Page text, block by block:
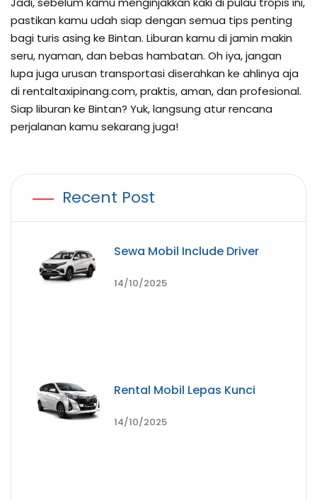
pastikan kamu udah siap dengan semua tips penting
bagi turis asing ke Bintan. Liburan kamu di jamin makin
seru, nyaman, dan bebas hambatan. Oh iya, jangan
lupa juga urusan transportasi diserahkan ke ahlinya aja
di rentaltaxipinang.com, praktis, aman, dan profesional.
Siap liburan ke Bintan? Yuk, langsung atur rencana
perjalanan kamu sekarang juga!
Recent Post
Sewa Mobil Include Driver
14/10/2025
Rental Mobil Lepas Kunci
14/10/2025